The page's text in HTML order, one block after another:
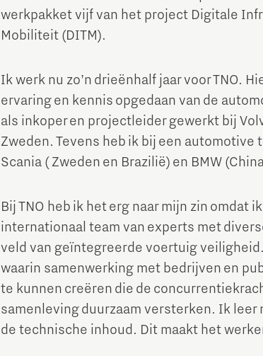
werkpakket vijf van het project Digitale
Mobiliteit (DITM).
Ik werk nu zo’n drieënhalf jaar voor TNO.
ervaring en kennis opgedaan van de
als inkoper en projectleider gewerkt bij
Zweden. Tevens heb ik bij een
Scania ( Zweden en Brazilië) en BMW
Bij TNO heb ik het erg naar mijn zin omdat
internationaal team van experts met
veld van geïntegreerde voertuig
waarin samenwerking met bedrijven en
te kunnen creëren die de
samenleving duurzaam versterken. Ik leer
de technische inhoud. Dit maakt het